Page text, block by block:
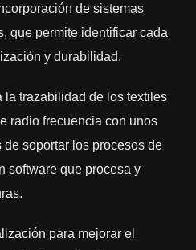
de sistemas
que permite identificar cada
y durabilidad.
la trazabilidad de los textiles
radio frecuencia con unos
soportar los procesos de
software que procesa y
para mejorar el